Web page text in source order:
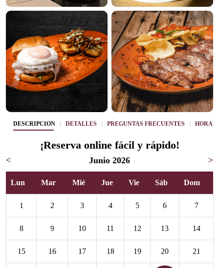
DESCRIPCIÓN DETALLES PREGUNTAS FRECUENTES
¡Reserva online fácil y rápido!
< Junio 2026 >
Lun Mar Mié Jue Vie Sáb Dom
1 2 3 4 5 6 7
8 9 10 11 12 13 14
15 16 17 18 19 20 21